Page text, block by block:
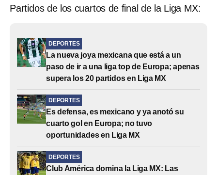
Partidos de los cuartos de final de la Liga MX:
DEPORTES
La nueva joya mexicana que está a un
paso de ir a una liga top de Europa; apenas
supera los 20 partidos en Liga MX
DEPORTES
Es defensa, es mexicano y ya anotó su
cuarto gol en Europa; no tuvo
oportunidades en Liga MX
DEPORTES
Club América domina la Liga MX: Las